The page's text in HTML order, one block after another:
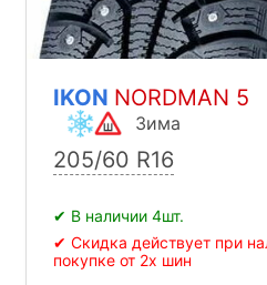
IKON NORDMAN 5
Зима
205/60 R16
✔ В наличии 4шт.
✔ Скидка действует при
покупке от 2х шин